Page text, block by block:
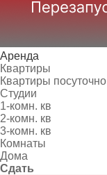
Аренда
Квартиры
Квартиры посуточно
Студии
1-комн. кв
2-комн. кв
3-комн. кв
Комнаты
Дома
Сдать